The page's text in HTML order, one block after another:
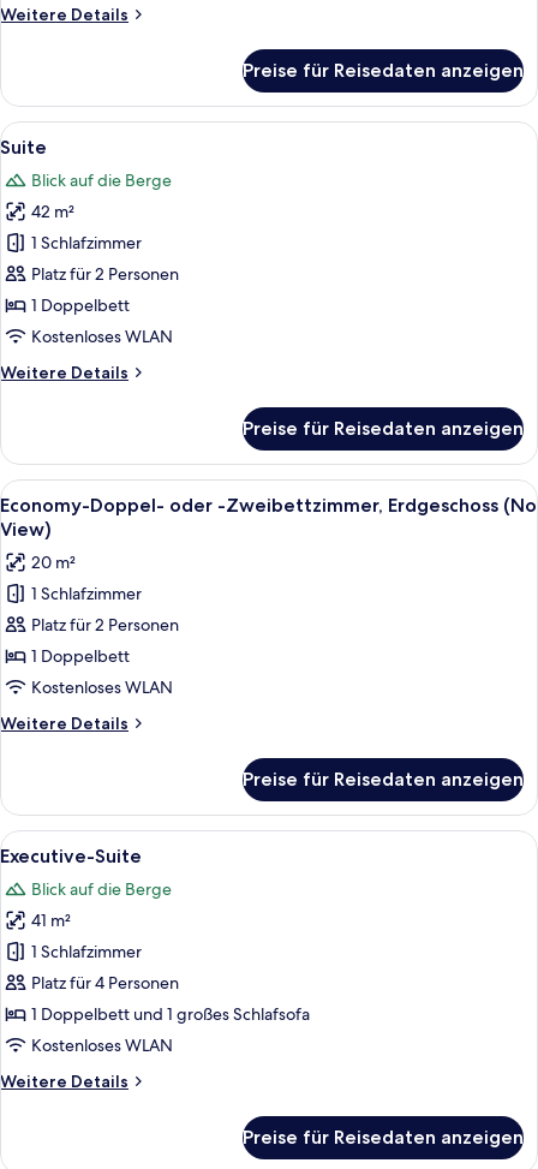
Weitere Details
Weitere
Preise für Reisedaten anzeigen
Alle
Fotos
für
Suite
anzeigen
Ein modernes Schlafzimmer mit
8
Suite
Blick auf die Berge
42 m²
1 Schlafzimmer
Platz für 2 Personen
1 Doppelbett
Kostenloses WLAN
Weitere Details
Weitere
Preise für Reisedaten anzeigen
Alle
Fotos
für
Economy-
Doppel-
oder
-
Zweibettzimmer,
Erdgeschoss
(No
anzeigen
Ein Hotelzimmer mit zwei Betten,
6
Economy-Doppel- oder -Zweibettzimmer, Erdgeschoss (No
View)
20 m²
1 Schlafzimmer
Platz für 2 Personen
1 Doppelbett
Kostenloses WLAN
Weitere Details
Weitere
Doppel-
oder
-
Erdgeschoss
(No
View)
Preise für Reisedaten anzeigen
Alle
Fotos
für
Executive-
Suite
anzeigen
Ein Schlafzimmer mit großem
7
Executive-Suite
Blick auf die Berge
41 m²
1 Schlafzimmer
Platz für 4 Personen
1 Doppelbett und 1 großes Schlafsofa
Kostenloses WLAN
Weitere Details
Weitere
Preise für Reisedaten anzeigen